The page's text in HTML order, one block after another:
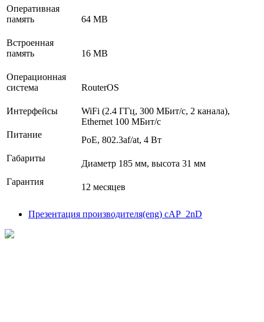
Оперативная
память
64 MB
Встроенная
память
16 MB
Операционная
система
RouterOS
Интерфейсы
WiFi (2.4 ГГц, 300 МБит/с, 2 канала),
Ethernet 100 МБит/с
Питание
РоЕ, 802.3af/at, 4 Вт
Габариты
Диаметр 185 мм, высота 31 мм
Гарантия
12 месяцев
Презентация производителя(eng) cAP_2nD